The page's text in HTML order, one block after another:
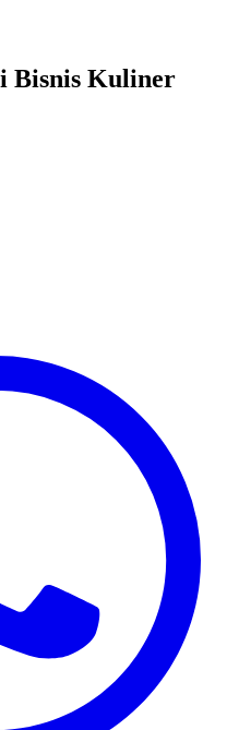
Bisnis Kuliner